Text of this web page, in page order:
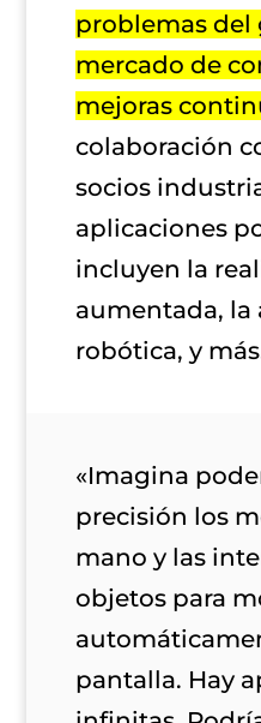
problemas del
mercado de
mejoras
colaboración
socios
aplicaciones
incluyen la
aumentada, la
robótica, y
«Imagina
precisión los
mano y las
objetos para
pantalla. Hay